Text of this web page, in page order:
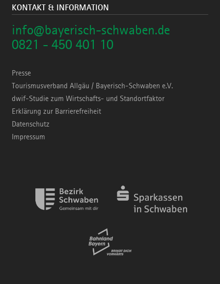
KONTAKT & INFORMATION
info@bayerisch-schwaben.de
0821 - 450 401 10
Presse
Tourismusverband Allgäu / Bayerisch-Schwaben e.V.
dwif-Studie zum Wirtschafts- und Standortfaktor
Erklärung zur Barrierefreiheit
Datenschutz
Impressum